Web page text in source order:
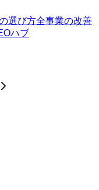
選び方全事業の改善
ハブ